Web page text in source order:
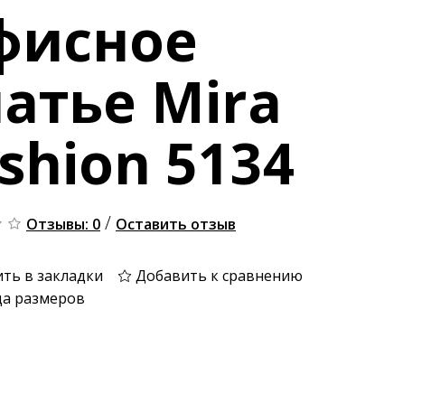
Mira
5134
Отзывы: 0 / Оставить отзыв
в закладки
Добавить к сравнению
размеров